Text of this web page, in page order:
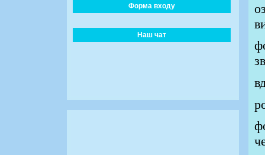
Форма входу
Наш чат